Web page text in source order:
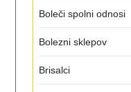
Boleči spolni odnosi
Bolezni sklepov
Brisalci